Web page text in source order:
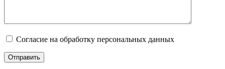
Согласие на обработку персональных данных